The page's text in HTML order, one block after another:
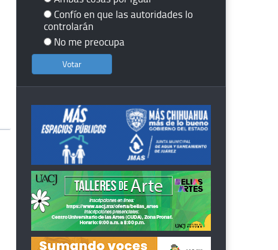
Confío en que las autoridades lo
controlarán
No me preocupa